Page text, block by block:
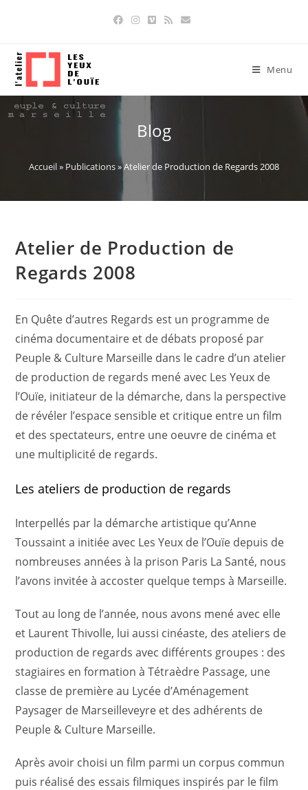
Menu
Blog
Accueil» Publications»Atelier de Production de Regards 2008
Atelier de Production de
Regards 2008
En Quête d’autres Regards est un programme de
cinéma documentaire et de débats proposé par
Peuple & Culture Marseille dans le cadre d’un atelier
de production de regards mené avec Les Yeux de
l’Ouïe, initiateur de la démarche, dans la perspective
de révéler l’espace sensible et critique entre un film
et des spectateurs, entre une oeuvre de cinéma et
une multiplicité de regards.
Les ateliers de production de regards
Interpellés par la démarche artistique qu’Anne
Toussaint a initiée avec Les Yeux de l’Ouïe depuis de
nombreuses années à la prison Paris La Santé, nous
l’avons invitée à accoster quelque temps à Marseille.
Tout au long de l’année, nous avons mené avec elle
et Laurent Thivolle, lui aussi cinéaste, des ateliers de
production de regards avec différents groupes : des
stagiaires en formation à Tétraèdre Passage, une
classe de première au Lycée d’Aménagement
Paysager de Marseilleveyre et des adhérents de
Peuple & Culture Marseille.
Après avoir choisi un film parmi un corpus commun
puis réalisé des essais filmiques inspirés par le film